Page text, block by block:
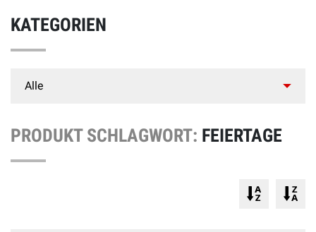
KATEGORIEN
PRODUKT SCHLAGWORT: FEIERTAGE